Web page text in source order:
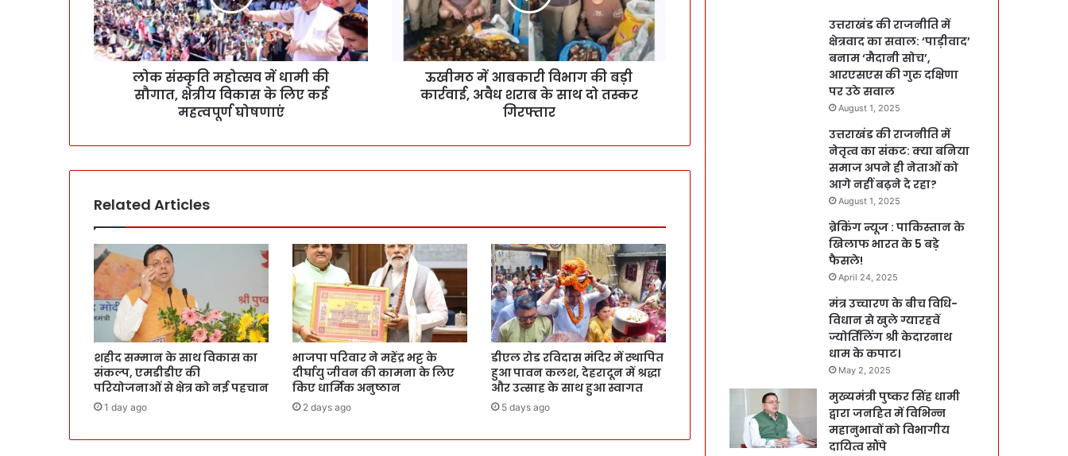
लोक संस्कृति महोत्सव में धामी की
सौगात, क्षेत्रीय विकास के लिए कई
महत्वपूर्ण घोषणाएं
ऊखीमठ में आबकारी विभाग की बड़ी
कार्रवाई, अवैध शराब के साथ दो तस्कर
गिरफ्तार
Related Articles
शहीद सम्मान के साथ विकास का
संकल्प, एमडीडीए की
परियोजनाओं से क्षेत्र को नई पहचान
1 day ago
भाजपा परिवार ने महेंद्र भट्ट के
दीर्घायु जीवन की कामना के लिए
किए धार्मिक अनुष्ठान
2 days ago
डीएल रोड रविदास मंदिर में स्थापित
हुआ पावन कलश, देहरादून में श्रद्धा
और उत्साह के साथ हुआ स्वागत
5 days ago
उत्तराखंड की राजनीति में
क्षेत्रवाद का सवाल: ‘पाड़ीवाद’
बनाम ‘मैदानी सोच’,
आरएसएस की गुरु दक्षिणा
पर उठे सवाल
August 1, 2025
उत्तराखंड की राजनीति में
नेतृत्व का संकट: क्या बनिया
समाज अपने ही नेताओं को
आगे नहीं बढ़ने दे रहा?
August 1, 2025
ब्रेकिंग न्यूज : पाकिस्तान के
खिलाफ भारत के 5 बड़े
फैसले!
April 24, 2025
मंत्र उच्चारण के बीच विधि-
विधान से खुले ग्यारहवें
ज्योर्तिलिंग श्री केदारनाथ
धाम के कपाट।
May 2, 2025
मुख्यमंत्री पुष्कर सिंह धामी
द्वारा जनहित में विभिन्न
महानुभावों को विभागीय
दायित्व सौंपे